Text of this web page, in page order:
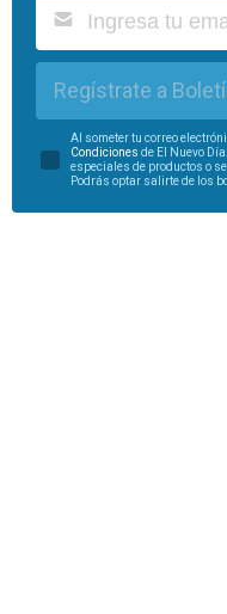
Regístrate a
Al someter tu correo
Condiciones de El Nuevo
especiales de productos o
Podrás optar salirte de los